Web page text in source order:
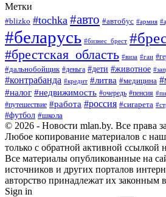
Метки
#blizko #tochka #авто #автобус #армия
#беларусь #бизнес_брест
#брестская_область #виза #гаи
#дальнобойщик #деньга #дети #животное
#контрабанда #кредит #литва #медицина
#налог #недвижимость #очередь #пенсия
#путешествие #работа #россия #сигарета
#футбол #школа
© 2026 - Новости mlan.by. Все права
Любое копирование материалов с
только с обратной активной ссылкой
Все материалы опубликованные на
источников и других порталов
авторство принадлежат их законным
Sign in